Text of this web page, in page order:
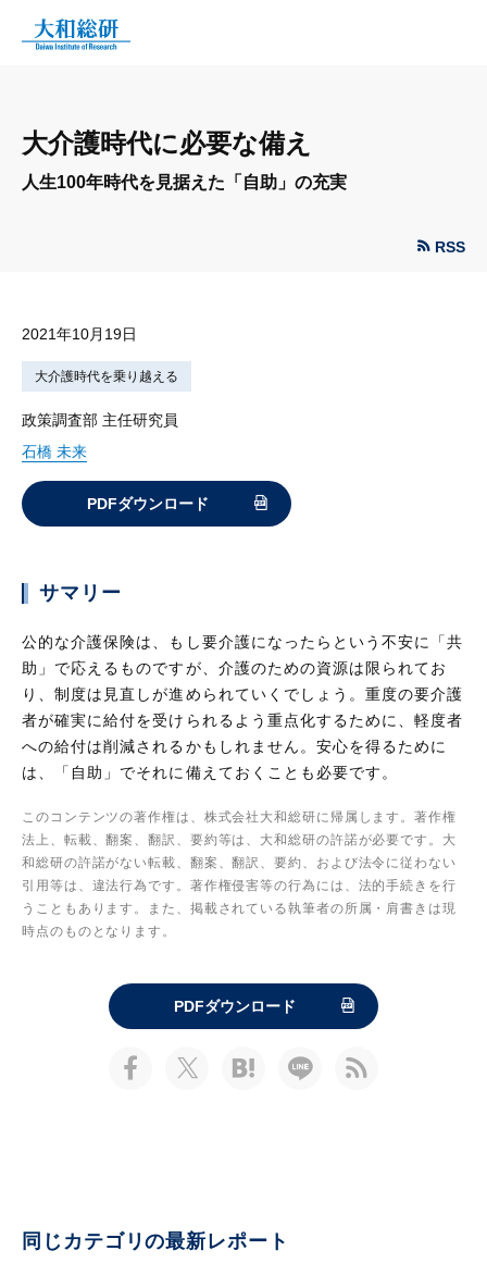
大介護時代に必要な備え
人生100年時代を見据えた「自助」の充実
RSS
2021年10月19日
大介護時代を乗り越える
政策調査部 主任研究員
石橋 未来
PDFダウンロード
サマリー
公的な介護保険は、もし要介護になったらという不安に「共
助」で応えるものですが、介護のための資源は限られてお
り、制度は見直しが進められていくでしょう。重度の要介護
者が確実に給付を受けられるよう重点化するために、軽度者
への給付は削減されるかもしれません。安心を得るために
は、「自助」でそれに備えておくことも必要です。
このコンテンツの著作権は、株式会社大和総研に帰属します。著作権
法上、転載、翻案、翻訳、要約等は、大和総研の許諾が必要です。大
和総研の許諾がない転載、翻案、翻訳、要約、および法令に従わない
引用等は、違法行為です。著作権侵害等の行為には、法的手続きを行
うこともあります。また、掲載されている執筆者の所属・肩書きは現
時点のものとなります。
PDFダウンロード
同じカテゴリの最新レポート